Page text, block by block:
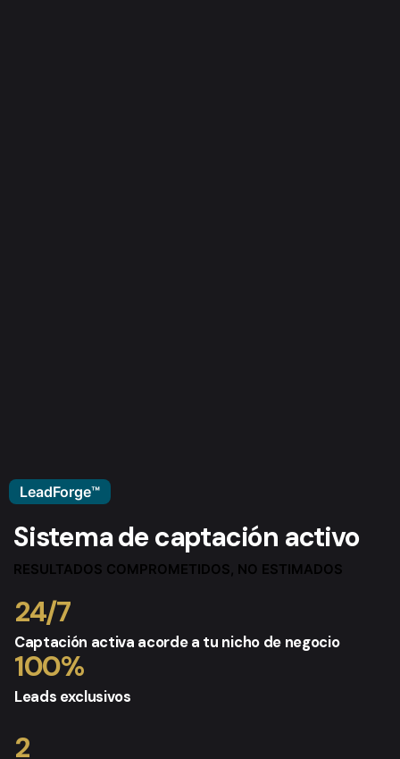
LeadForge™
Sistema de captación activo
RESULTADOS COMPROMETIDOS, NO ESTIMADOS
24/7
Captación activa acorde a tu nicho de negocio
100%
Leads exclusivos
2